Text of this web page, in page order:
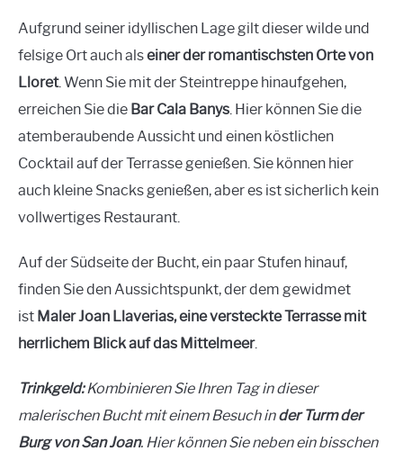
Aufgrund seiner idyllischen Lage gilt dieser wilde und
felsige Ort auch alseiner der romantischsten Orte von
Lloret. Wenn Sie mit der Steintreppe hinaufgehen,
erreichen Sie die Bar Cala Banys. Hier können Sie die
atemberaubende Aussicht und einen köstlichen
Cocktail auf der Terrasse genießen. Sie können hier
auch kleine Snacks genießen, aber es ist sicherlich kein
vollwertiges Restaurant.
Auf der Südseite der Bucht, ein paar Stufen hinauf,
finden Sie den Aussichtspunkt, der dem gewidmet
ist Maler Joan Llaverias, eine versteckte Terrasse mit
herrlichem Blick auf das Mittelmeer.
Trinkgeld: Kombinieren Sie Ihren Tag in dieser
malerischen Bucht mit einem Besuch inder Turm der
Burg von San Joan. Hier können Sie neben ein bisschen